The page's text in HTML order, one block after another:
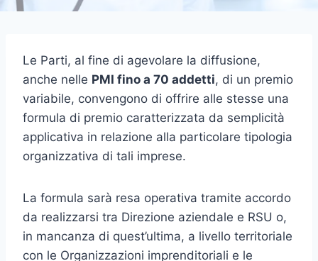
Le Parti, al fine di agevolare la diffusione,
anche nelle PMI fino a 70 addetti, di un premio
variabile, convengono di offrire alle stesse una
formula di premio caratterizzata da semplicità
applicativa in relazione alla particolare tipologia
organizzativa di tali imprese.
La formula sarà resa operativa tramite accordo
da realizzarsi tra Di­rezione aziendale e RSU o,
in mancanza di quest’ultima, a livello ter­ritoriale
con le Organizzazioni imprenditoriali e le